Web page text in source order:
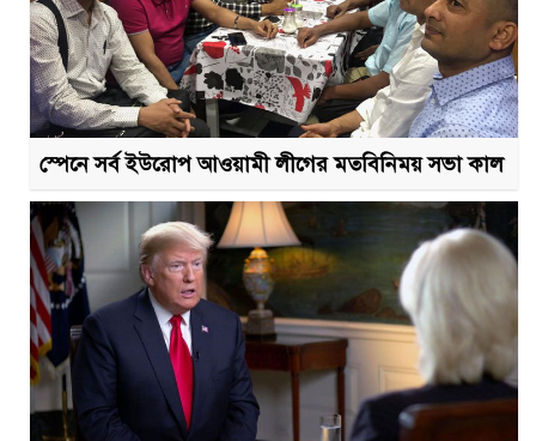
স্পেনে সর্ব ইউরোপ আওয়ামী লীগের মতবিনিময় সভা কাল